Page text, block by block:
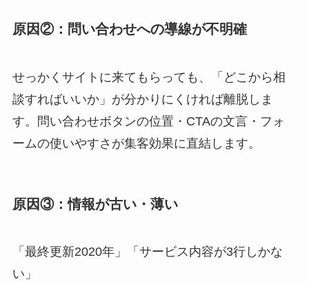
原因②：問い合わせへの導線が不明確
せっかくサイトに来てもらっても、「どこから相
談すればいいか」が分かりにくければ離脱しま
す。問い合わせボタンの位置・CTAの文言・フォ
ームの使いやすさが集客効果に直結します。
原因③：情報が古い・薄い
「最終更新2020年」「サービス内容が3行しかな
い」